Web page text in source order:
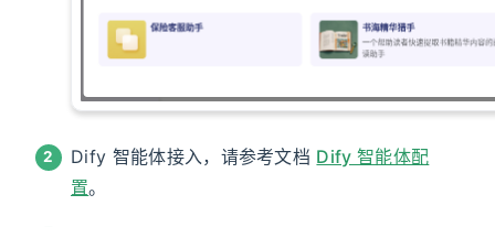
Dify 智能体接入，请参考文档 Dify 智能体配
置。